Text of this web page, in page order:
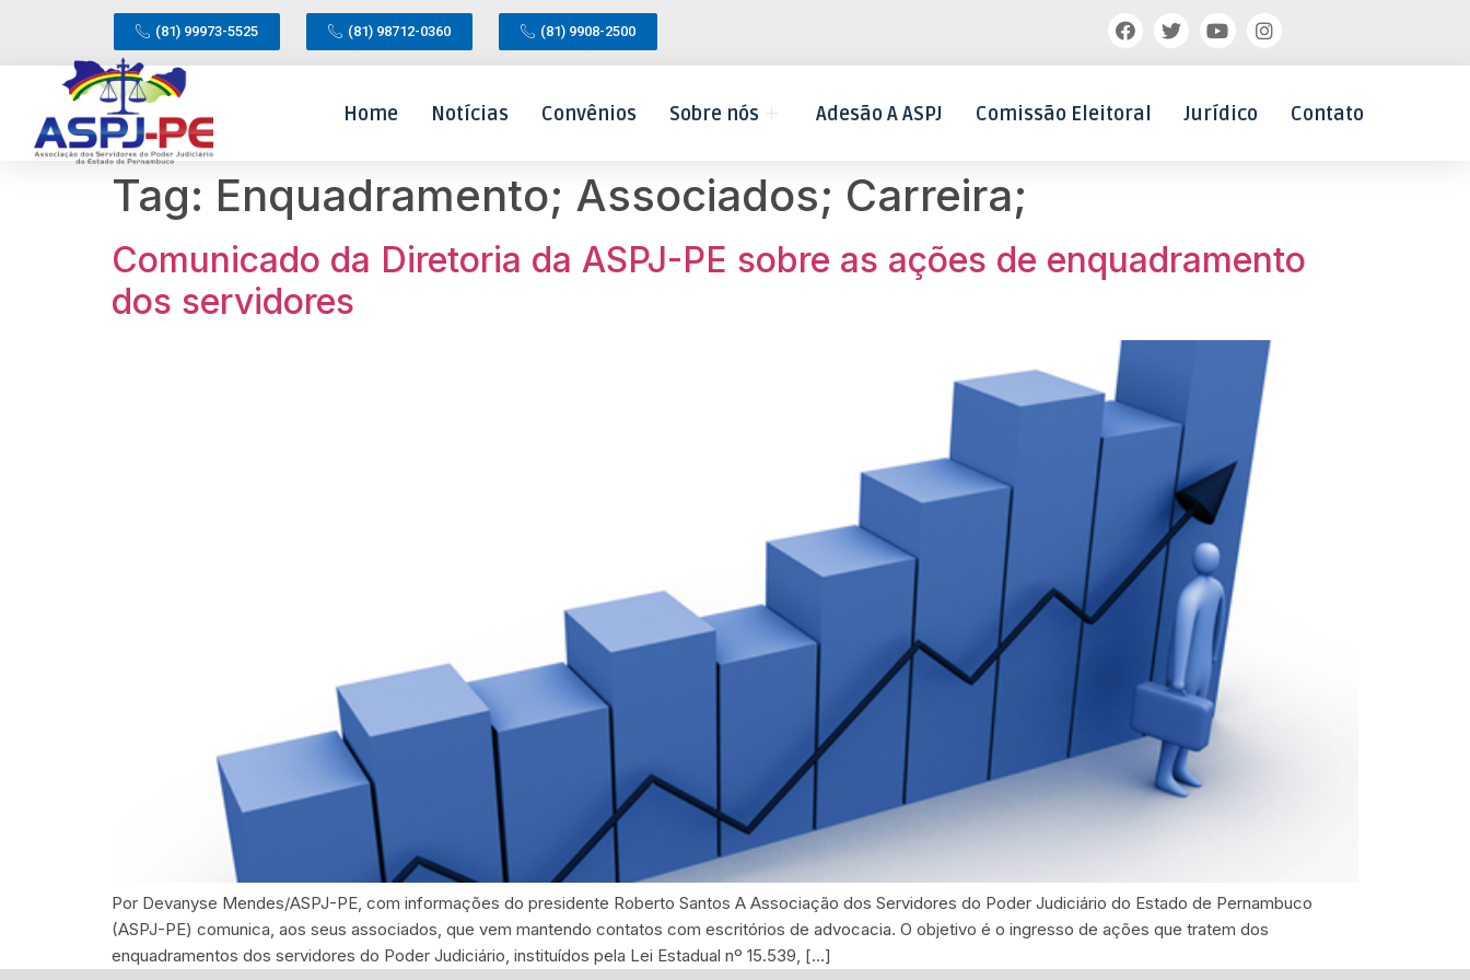
(81) 99973-5525 (81) 98712-0360 (81) 9908-2500
Home Notícias Convênios Sobre nós Adesão A ASPJ Comissão Eleitoral Jurídico Contato
Tag: Enquadramento; Associados; Carreira;
Comunicado da Diretoria da ASPJ-PE sobre as ações de enquadramento
dos servidores
Por Devanyse Mendes/ASPJ-PE, com informações do presidente Roberto Santos A Associação dos Servidores do Poder Judiciário do Estado de Pernambuco
(ASPJ-PE) comunica, aos seus associados, que vem mantendo contatos com escritórios de advocacia. O objetivo é o ingresso de ações que tratem dos
enquadramentos dos servidores do Poder Judiciário, instituídos pela Lei Estadual nº 15.539, […]